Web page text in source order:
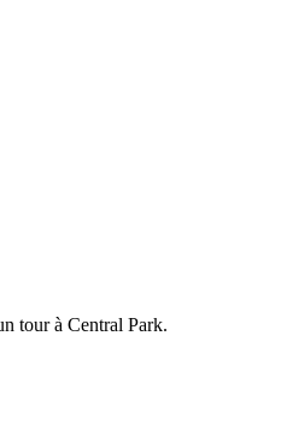
tour à Central Park.